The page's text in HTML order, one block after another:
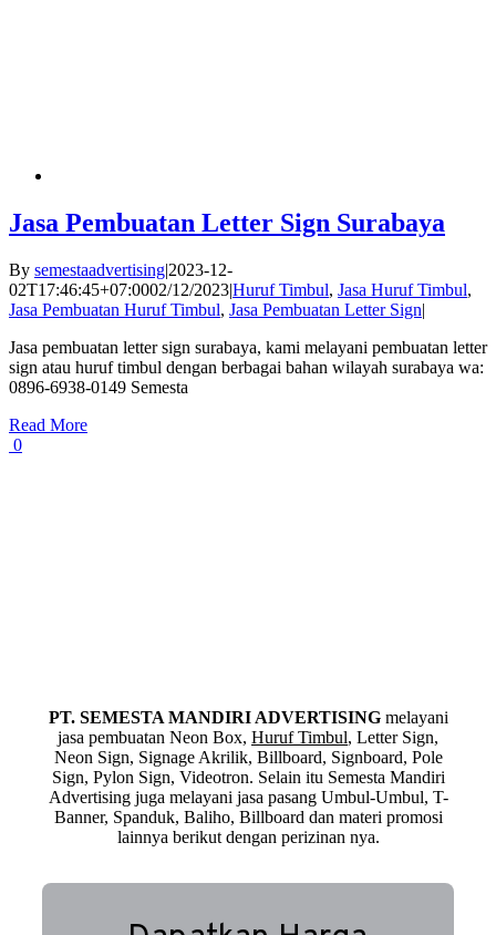
Jasa Pembuatan Letter Sign Surabaya
By semestaadvertising|2023-12-
02T17:46:45+07:0002/12/2023|Huruf Timbul, Jasa Huruf Timbul,
Jasa Pembuatan Huruf Timbul, Jasa Pembuatan Letter Sign|
Jasa pembuatan letter sign surabaya, kami melayani pembuatan letter
sign atau huruf timbul dengan berbagai bahan wilayah surabaya wa:
0896-6938-0149 Semesta
Read More
0
PT. SEMESTA MANDIRI ADVERTISINGmelayani
jasa pembuatan Neon Box, Huruf Timbul, Letter Sign,
Neon Sign, Signage Akrilik, Billboard, Signboard, Pole
Sign, Pylon Sign, Videotron. Selain itu Semesta Mandiri
Advertising juga melayani jasa pasang Umbul-Umbul, T-
Banner, Spanduk, Baliho, Billboard dan materi promosi
lainnya berikut dengan perizinan nya.